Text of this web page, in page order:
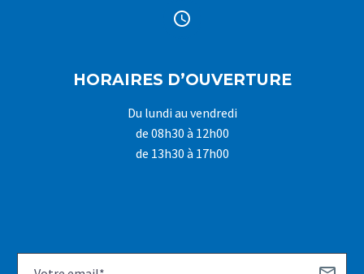


HORAIRES D’OUVERTURE
Du lundi au vendredi
de 08h30 à 12h00
de 13h30 à 17h00